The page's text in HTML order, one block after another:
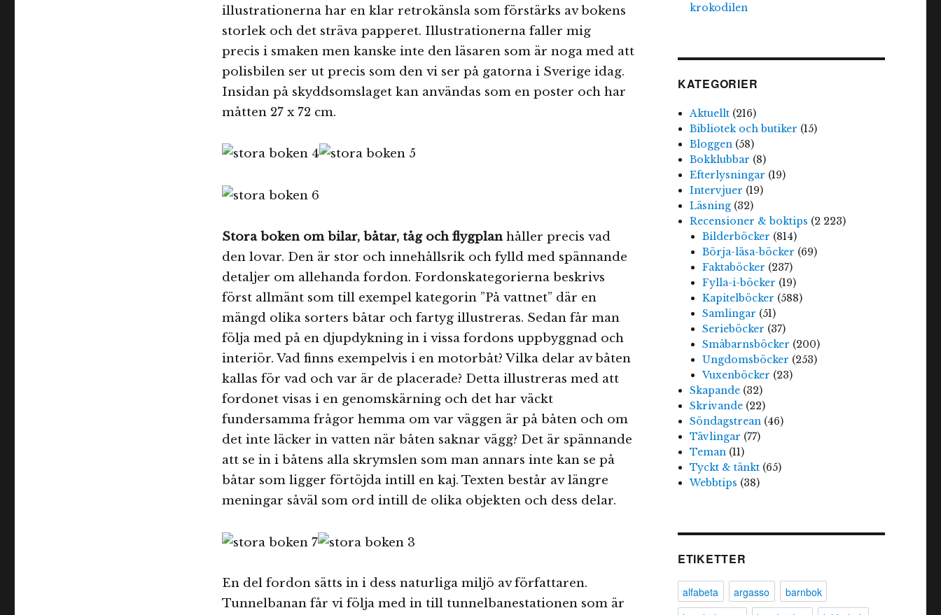
illustrationerna har en klar retrokänsla som förstärks av bokens
storlek och det sträva papperet. Illustrationerna faller mig
precis i smaken men kanske inte den läsaren som är noga med att
polisbilen ser ut precis som den vi ser på gatorna i Sverige idag.
Insidan på skyddsomslaget kan användas som en poster och har
måtten 27 x 72 cm.
Stora boken om bilar, båtar, tåg och flygplanhåller precis vad
den lovar. Den är stor och innehållsrik och fylld med spännande
detaljer om allehanda fordon. Fordonskategorierna beskrivs
först allmänt som till exempel kategorin ”På vattnet” där en
mängd olika sorters båtar och fartyg illustreras. Sedan får man
följa med på en djupdykning in i vissa fordons uppbyggnad och
interiör. Vad finns exempelvis i en motorbåt? Vilka delar av båten
kallas för vad och var är de placerade? Detta illustreras med att
fordonet visas i en genomskärning och det har väckt
fundersamma frågor hemma om var väggen är på båten och om
det inte läcker in vatten när båten saknar vägg? Det är spännande
att se in i båtens alla skrymslen som man annars inte kan se på
båtar som ligger förtöjda intill en kaj. Texten består av längre
meningar såväl som ord intill de olika objekten och dess delar.
En del fordon sätts in i dess naturliga miljö av författaren.
Tunnelbanan får vi följa med in till tunnelbanestationen som är
krokodilen
KATEGORIER
Aktuellt (216)
Bibliotek och butiker (15)
Bloggen (58)
Bokklubbar (8)
Efterlysningar (19)
Intervjuer (19)
Läsning (32)
Recensioner & boktips (2 223)
Bilderböcker (814)
Börja-läsa-böcker (69)
Faktaböcker (237)
Fylla-i-böcker (19)
Kapitelböcker (588)
Samlingar (51)
Serieböcker (37)
Småbarnsböcker (200)
Ungdomsböcker (253)
Vuxenböcker (23)
Skapande (32)
Skrivande (22)
Söndagstrean (46)
Tävlingar (77)
Teman (11)
Tyckt & tänkt (65)
Webbtips (38)
ETIKETTER
alfabeta argasso
barnbok